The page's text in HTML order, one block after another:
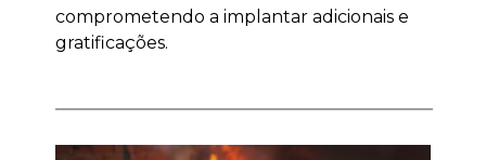
comprometendo a implantar adicionais e
gratificações.